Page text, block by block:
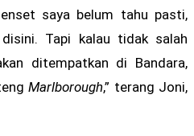
saya belum tahu pasti,
Tapi kalau tidak salah
ditempatkan di Bandara,
Marlborough,” terang Joni,